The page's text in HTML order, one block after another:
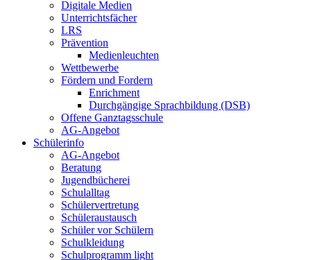
Digitale Medien
Unterrichtsfächer
LRS
Prävention
Medienleuchten
Wettbewerbe
Fördern und Fordern
Enrichment
Durchgängige Sprachbildung (DSB)
Offene Ganztagsschule
AG-Angebot
Schülerinfo
AG-Angebot
Beratung
Jugendbücherei
Schulalltag
Schülervertretung
Schüleraustausch
Schüler vor Schülern
Schulkleidung
Schulprogramm light